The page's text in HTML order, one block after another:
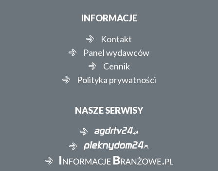
INFORMACJE
Kontakt
Panel wydawców
Cennik
Polityka prywatności
NASZE SERWISY